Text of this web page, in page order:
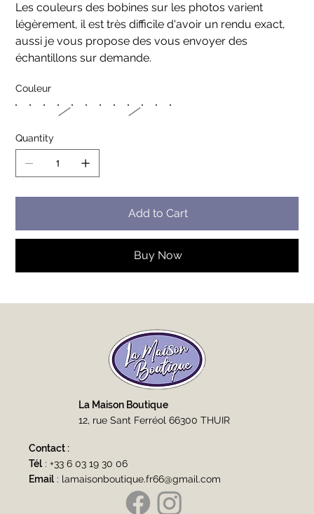
Les couleurs des bobines sur les photos varient
légèrement, il est très difficile d'avoir un rendu exact,
aussi je vous propose des vous envoyer des
échantillons sur demande.
Couleur
Quantity
Add to Cart
Buy Now
La Maison Boutique
12, rue Sant Ferréol 66300 THUIR
Contact :
Tél :+33 6 03 19 30 06
Email : lamaisonboutique.fr66@gmail.com